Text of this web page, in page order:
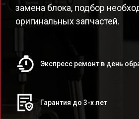
замена блока, подбор
оригинальных запчастей.
Экспресс ремонт в день
Гарантия до 3-х лет